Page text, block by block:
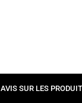
AVIS SUR LES